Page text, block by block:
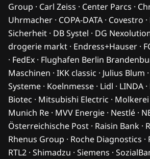
Group · Carl Zeiss · Center Parcs ·
Uhrmacher · COPA-DATA · Covestro
Sicherheit · DB Systel · DG Nexolution
drogerie markt · Endress+Hauser ·
· FedEx · Flughafen Berlin
Maschinen · IKK classic · Julius Blum
Systeme · Koelnmesse · Lidl · LINDA
Biotec · Mitsubishi Electric ·
Munich Re · MVV Energie · Nestlé ·
Österreichische Post · Raisin Bank ·
Rhenus Group · Roche Diagnostics ·
RTL2 · Shimadzu · Siemens ·